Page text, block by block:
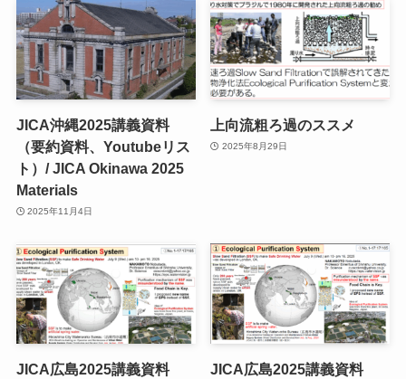
JICA沖縄2025講義資料
（要約資料、Youtubeリス
ト）/ JICA Okinawa 2025
Materials
2025年11月4日
上向流粗ろ過のススメ
2025年8月29日
JICA広島2025講義資料
JICA広島2025講義資料